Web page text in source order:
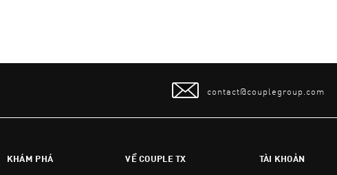
contact@couplegroup.com
KHÁM PHÁ VỀ COUPLE TX TÀI KHOẢN